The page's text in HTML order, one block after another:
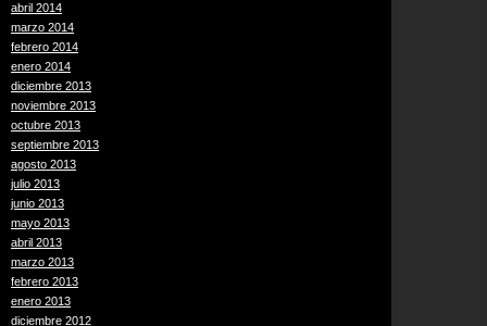
abril 2014
marzo 2014
febrero 2014
enero 2014
diciembre 2013
noviembre 2013
octubre 2013
septiembre 2013
agosto 2013
julio 2013
junio 2013
mayo 2013
abril 2013
marzo 2013
febrero 2013
enero 2013
diciembre 2012